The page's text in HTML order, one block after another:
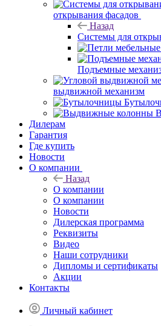
открывания фасадов
Назад
Системы для
Подъемные
выдвижной механизм
Дилерам
Гарантия
Где купить
Новости
О компании
Назад
О компании
О компании
Новости
Дилерская программа
Реквизиты
Видео
Наши сотрудники
Дипломы и сертификаты
Акции
Контакты
Личный кабинет